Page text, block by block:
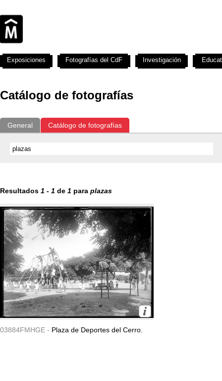
Catálogo de fotografías
General Catálogo de fotografías
Resultados 1 - 1 de 1 para plazas
03884FMHGE - Plaza de Deportes del Cerro.
Exposiciones Fotografías del CdF Investigación